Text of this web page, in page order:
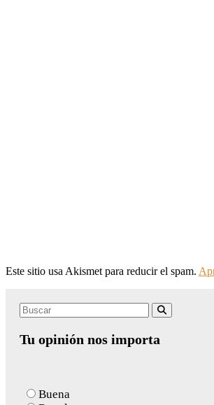
Este sitio usa Akismet para reducir el spam.
Search
Tu opinión nos importa
Buena